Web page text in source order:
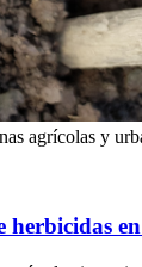
agrícolas y